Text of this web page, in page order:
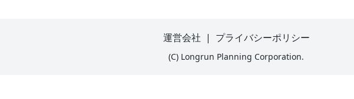
運営会社 | プライバシーポリシー
(C) Longrun Planning Corporation.